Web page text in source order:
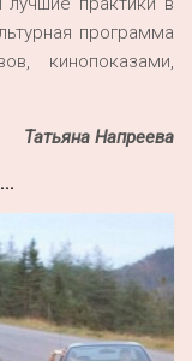
программа
кинопоказами,
Татьяна Напреева